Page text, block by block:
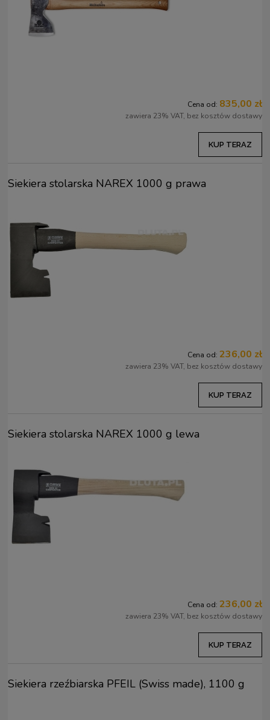
Cena od: 835,00 zł
zawiera 23% VAT, bez kosztów dostawy
KUP TERAZ
Siekiera stolarska NAREX 1000 g prawa
Cena od: 236,00 zł
zawiera 23% VAT, bez kosztów dostawy
KUP TERAZ
Siekiera stolarska NAREX 1000 g lewa
Cena od: 236,00 zł
zawiera 23% VAT, bez kosztów dostawy
KUP TERAZ
Siekiera rzeźbiarska PFEIL (Swiss made), 1100 g